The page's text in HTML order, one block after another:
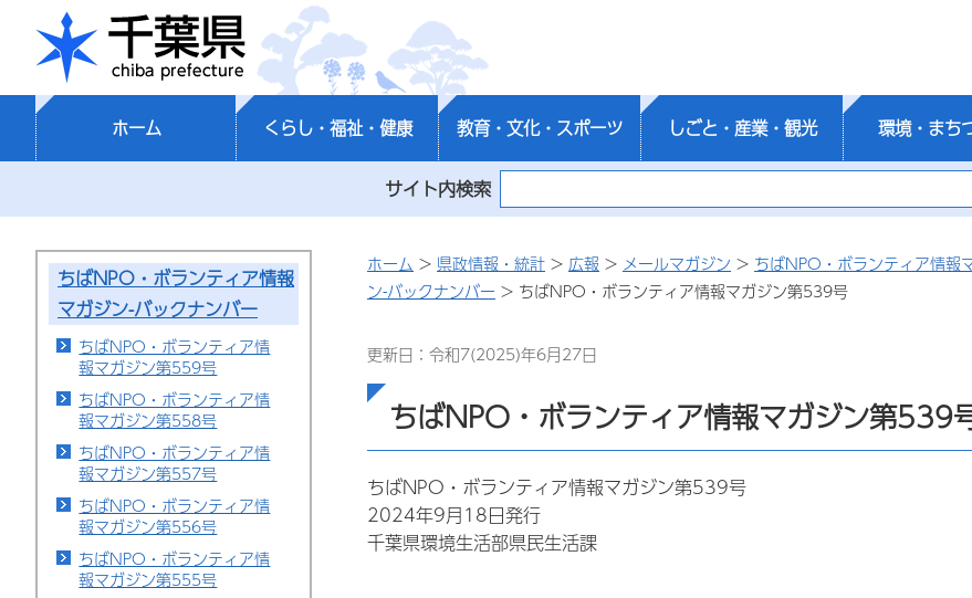
千葉県
ホーム くらし・福祉・健康 教育・文化・スポーツ しごと・産業・観光 環境・まち
サイト内検索
ちばNPO・ボランティア情報
マガジン-バックナンバー
ちばNPO・ボランティア情
報マガジン第559号
ちばNPO・ボランティア情
報マガジン第558号
ちばNPO・ボランティア情
報マガジン第557号
ちばNPO・ボランティア情
報マガジン第556号
ちばNPO・ボランティア情
報マガジン第555号
ホーム > 県政情報・統計 > 広報 > メールマガジン > ちばNPO・ボランティア情報
ン-バックナンバー > ちばNPO・ボランティア情報マガジン第539号
更新日：令和7(2025)年6月27日
ちばNPO・ボランティア情報マガジン第539
ちばNPO・ボランティア情報マガジン第539号
2024年9月18日発行
千葉県環境生活部県民生活課